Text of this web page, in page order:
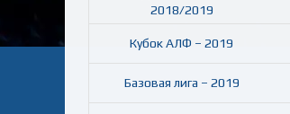
2018/2019
Кубок АЛФ – 2019
Базовая лига – 2019